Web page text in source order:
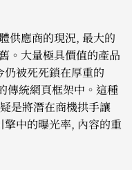
供應商的現況, 最大的
。大量極具價值的產品
被死死鎖在厚重的
傳統網頁框架中。這種
是將潛在商機拱手讓
中的曝光率, 內容的重